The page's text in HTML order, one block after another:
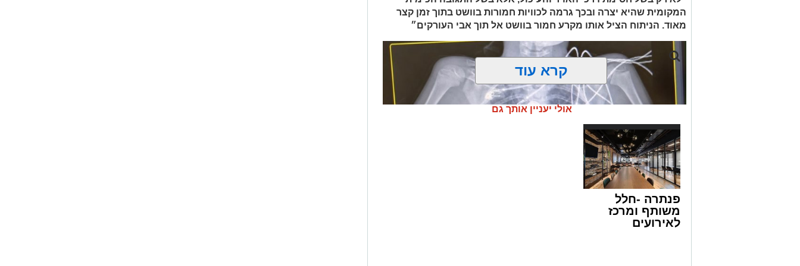
העיר ירושלים נעצרה והועברה להמשיך טיפול חקירה.
מעצרם של החשודים הוארך בבית המשפט.
המקומית שהיא יצרה ובכך גרמה לכוויות חמורות בוושט בתוך זמן קצר
מאוד. הניתוח הציל אותו מקרע חמור בוושט אל תוך אבי העורקים״
קרא עוד
אולי יעניין אותך גם
פנתרה -חלל
משותף ומרכז
לאירועים